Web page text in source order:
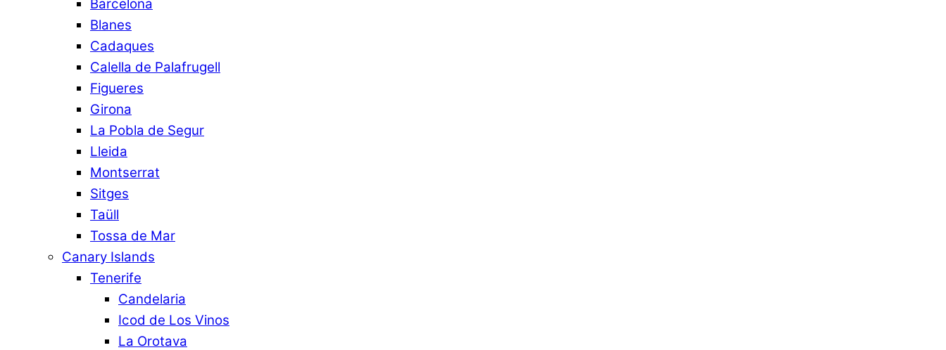
Barcelona
Blanes
Cadaques
Calella de Palafrugell
Figueres
Girona
La Pobla de Segur
Lleida
Montserrat
Sitges
Taüll
Tossa de Mar
Canary Islands
Tenerife
Candelaria
Icod de Los Vinos
La Orotava